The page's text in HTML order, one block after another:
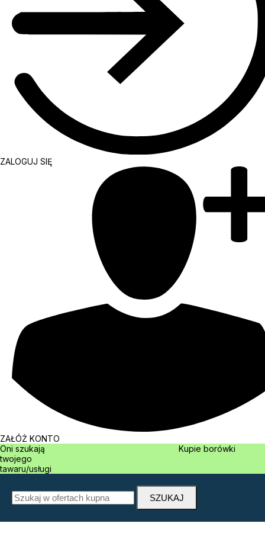
ZALOGUJ SIĘ
ZAŁÓŻ KONTO
Oni szukają
twojego
tawaru/usługi
Kupie borówki